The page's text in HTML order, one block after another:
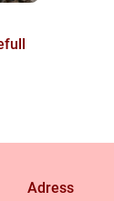
Adress